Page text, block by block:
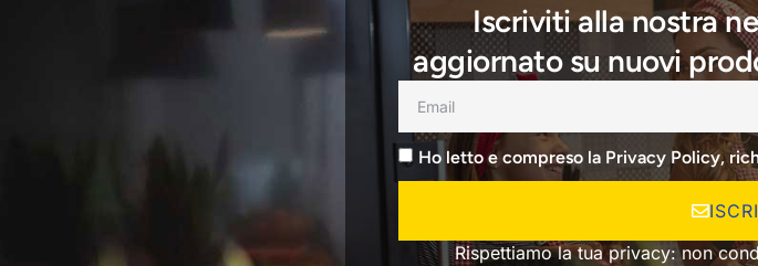
Iscriviti alla nostra
aggiornato su nuovi
Ho letto e compreso la Privacy Policy,
Rispettiamo la tua privacy: non